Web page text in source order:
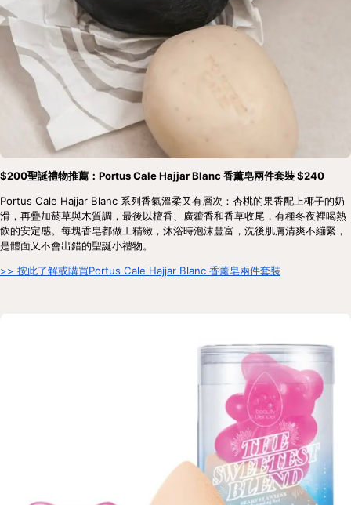
$200聖誕禮物推薦：Portus Cale Hajjar Blanc 香薰皂兩件套裝 $240
Portus Cale Hajjar Blanc 系列香氣溫柔又有層次：杏桃的果香配上椰子的奶
滑，再疊加菸草與木質調，最後以檀香、廣藿香和香草收尾，有種冬夜裡喝熱
飲的安定感。每塊香皂都做工精緻，沐浴時泡沫豐富，洗後肌膚清爽不繃緊，
是體面又不會出錯的聖誕小禮物。
>> 按此了解或購買Portus Cale Hajjar Blanc 香薰皂兩件套裝